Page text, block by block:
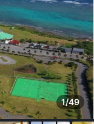
1/49